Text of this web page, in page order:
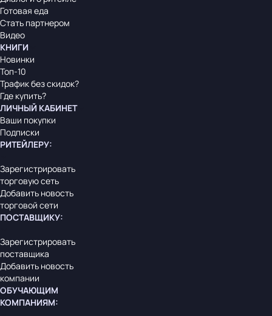
Готовая еда
Стать партнером
Видео
КНИГИ
Новинки
Топ-10
Трафик без скидок?
Где купить?
ЛИЧНЫЙ КАБИНЕТ
Ваши покупки
Подписки
РИТЕЙЛЕРУ:
Зарегистрировать
торговую сеть
Добавить новость
торговой сети
ПОСТАВЩИКУ:
Зарегистрировать
поставщика
Добавить новость
компании
ОБУЧАЮЩИМ
КОМПАНИЯМ: